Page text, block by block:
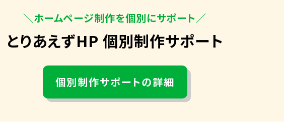
＼ホームページ制作を個別にサポート／
とりあえずHP 個別制作サポート
個別制作サポートの詳細